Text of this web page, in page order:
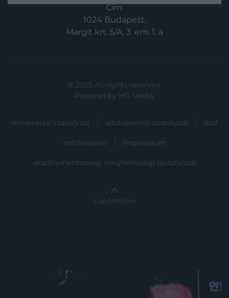
Cím:
1024 Budapest,
Margit krt. 5/A, 3. em. 1. a
© 2025 All rights reserved.
Powered by HG Media.
moderálási szabályzat adatvédelmi szabályzat ászf
médiaajánló impresszum
akadálymentességi megfelelőségi nyilatkozat
Lap tetejére